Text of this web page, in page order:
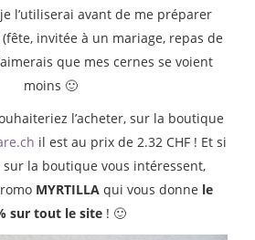
l’utiliserai avant de me préparer
invitée à un mariage, repas de
que mes cernes se voient
moins 🙂
l’acheter, sur la boutique
il est au prix de 2.32 CHF ! Et si
sur la boutique vous intéressent,
MYRTILLAqui vous donne le
sur tout le site! 🙂